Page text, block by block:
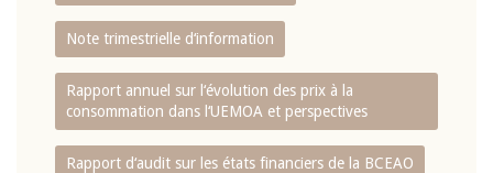
Note trimestrielle d‘information
Rapport annuel sur l‘évolution des prix à la
consommation dans l‘UEMOA et perspectives
Rapport d‘audit sur les états financiers de la BCEAO